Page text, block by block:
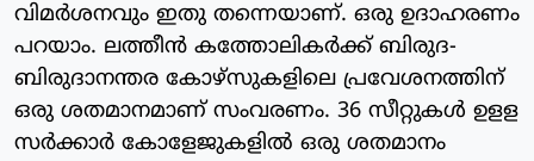
വിമര്‍ശനവും ഇതു തന്നെയാണ്. ഒരു ഉദാഹരണം
പറയാം. ലത്തീന്‍ കത്തോലികര്‍ക്ക് ബിരുദ-
ബിരുദാനന്തര കോഴ്‌സുകളിലെ പ്രവേശനത്തിന്
ഒരു ശതമാനമാണ് സംവരണം. 36 സീറ്റുകള്‍ ഉളള
സര്‍ക്കാര്‍ കോളേജുകളില്‍ ഒരു ശതമാനം